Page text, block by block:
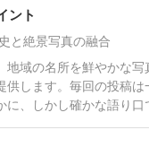
ント
と絶景写真の融合
地域の名所を鮮やかな
供します。毎回の投稿
、しかし確かな語り口